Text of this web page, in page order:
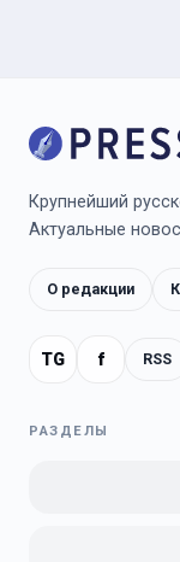
Крупнейший
Актуальные
О редакции
TG f RSS
РАЗДЕЛЫ